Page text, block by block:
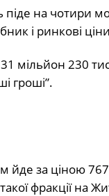
піде на чотири
і ринкові
мільйон 230
гроші”.
за ціною
фракції на